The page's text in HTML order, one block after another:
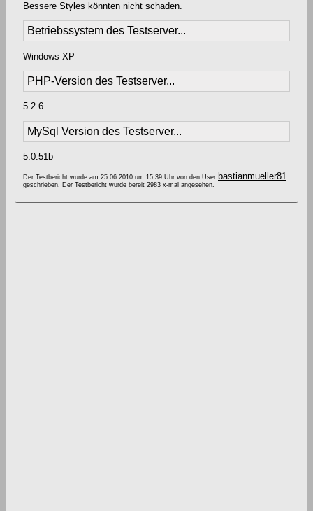
Bessere Styles könnten nicht schaden.
Betriebssystem des Testserver...
Windows XP
PHP-Version des Testserver...
5.2.6
MySql Version des Testserver...
5.0.51b
Der Testbericht wurde am 25.06.2010 um 15:39 Uhr von den User bastianmueller81
geschrieben. Der Testbericht wurde bereit 2983 x-mal angesehen.